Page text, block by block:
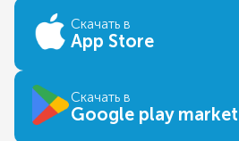
Скачать в
App Store
Скачать в
Google play market